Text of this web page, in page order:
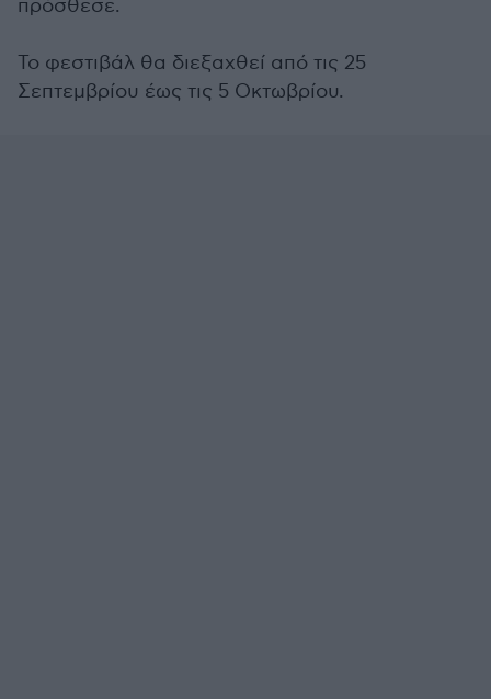
πρόσθεσε.
Το φεστιβάλ θα διεξαχθεί από τις 25
Σεπτεμβρίου έως τις 5 Οκτωβρίου.